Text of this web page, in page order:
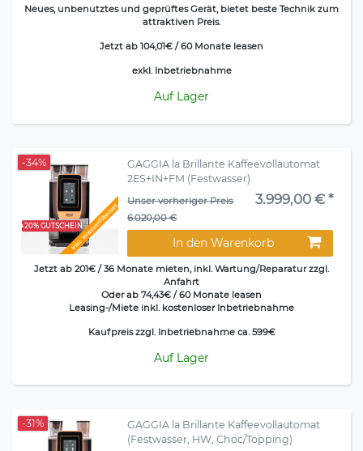
Neues, unbenutztes und geprüftes Gerät, bietet beste Technik zum
attraktiven Preis.
Jetzt ab 104,01€ / 60 Monate leasen
exkl. Inbetriebnahme
Auf Lager
Inkl. Wasserfilterset
+20% GUTSCHEIN
-34%
GAGGIA la Brillante Kaffeevollautomat
2ES+IN+FM (Festwasser)
Unser vorheriger Preis
6.020,00 €
3.999,00 € *
In den Warenkorb
Jetzt ab 201€ / 36 Monate mieten, inkl. Wartung/Reparatur zzgl.
Anfahrt
Oder ab 74,43€ / 60 Monate leasen
Leasing-/Miete inkl. kostenloser Inbetriebnahme
Kaufpreis zzgl. Inbetriebnahme ca. 599€
Auf Lager
-31%
GAGGIA la Brillante Kaffeevollautomat
(Festwasser, HW, Choc/Topping)